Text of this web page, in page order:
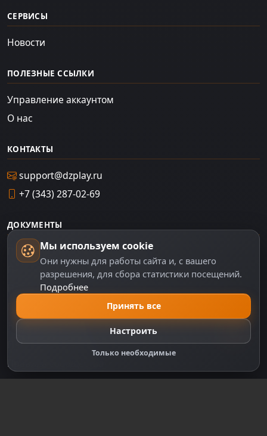
СЕРВИСЫ
Новости
ПОЛЕЗНЫЕ ССЫЛКИ
Управление аккаунтом
О нас
КОНТАКТЫ
support@dzplay.ru
+7 (343) 287-02-69
ДОКУМЕНТЫ
Пользовательское соглашение
Политика персональных данных
Правила оплаты
Настройки cookie
Правообладателям
Правила сообщества
Мы используем cookie
Они нужны для работы сайта и, с вашего
разрешения, для сбора статистики посещений.
Подробнее
Принять все
Настроить
Только необходимые